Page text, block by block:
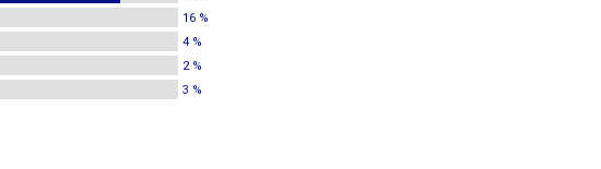
16 %
4 %
2 %
3 %